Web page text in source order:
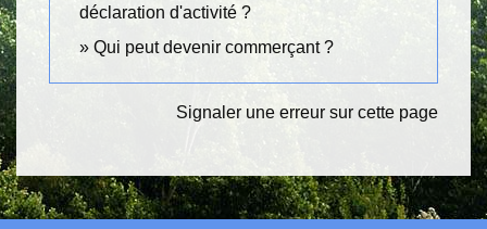
déclaration d'activité ?
Qui peut devenir commerçant ?
Signaler une erreur sur cette page